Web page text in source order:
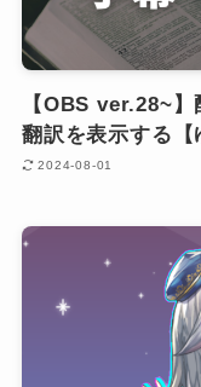
【OBS ver.28~
翻訳を表示する【
2024-08-01